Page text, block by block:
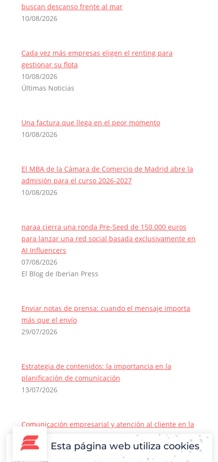
buscan descanso frente al mar
10/08/2026
Cada vez más empresas eligen el renting para
gestionar su flota
10/08/2026
Últimas Noticias
Una factura que llega en el peor momento
10/08/2026
El MBA de la Cámara de Comercio de Madrid abre la
admisión para el curso 2026-2027
10/08/2026
naraa cierra una ronda Pre-Seed de 150.000 euros
para lanzar una red social basada exclusivamente en
AI Influencers
07/08/2026
El Blog de Iberian Press
Enviar notas de prensa: cuando el mensaje importa
más que el envío
29/07/2026
Estrategia de contenidos: la importancia en la
planificación de comunicación
13/07/2026
Comunicación empresarial y atención al cliente en la
era de la IA
22/06/2026
Contacto Iberian Press
Esta página web utiliza cookies